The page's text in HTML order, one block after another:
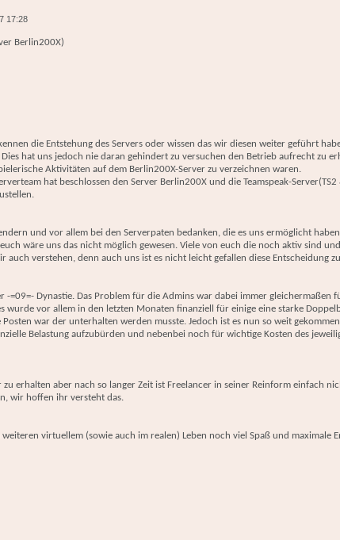
17:28
Berlin200X)
die Entstehung des Servers oder wissen das wir diesen weiter geführt
hat uns jedoch nie daran gehindert zu versuchen den Betrieb aufrecht zu
Aktivitäten auf dem Berlin200X-Server zu verzeichnen waren.
hat beschlossen den Server Berlin200X und die Teamspeak-Server(TS2
und vor allem bei den Serverpaten bedanken, die es uns ermöglicht
wäre uns das nicht möglich gewesen. Viele von euch die noch aktiv sind
auch verstehen, denn auch uns ist es nicht leicht gefallen diese Entscheidung
-=09=- Dynastie. Das Problem für die Admins war dabei immer gleichermaßen
wurde vor allem in den letzten Monaten finanziell für einige eine starke
war der unterhalten werden musste. Jedoch ist es nun so weit
Belastung aufzubürden und nebenbei noch für wichtige Kosten des
erhalten aber nach so langer Zeit ist Freelancer in seiner Reinform einfach
wir hoffen ihr versteht das.
virtuellem (sowie auch im realen) Leben noch viel Spaß und maximale